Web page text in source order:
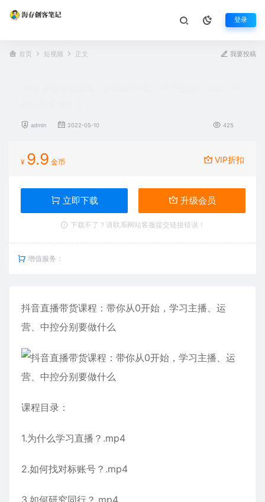
登录
首页 短视频 正文 我要投稿
admin 2022-05-10 425
¥ 9.9 金币 VIP折扣
立即下载 升级会员
下载不了？请联系网站客服提交链接错误！
增值服务：
抖音直播带货课程：带你从0开始，学习主播、运
营、中控分别要做什么
课程目录：
1.为什么学习直播？.mp4
2.如何找对标账号？.mp4
3.如何研究同行？.mp4